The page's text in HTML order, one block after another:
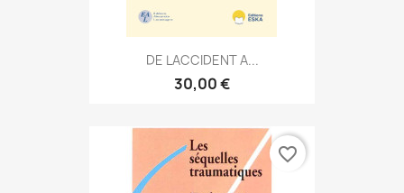
DE LACCIDENT A...
30,00 €
favorite_border